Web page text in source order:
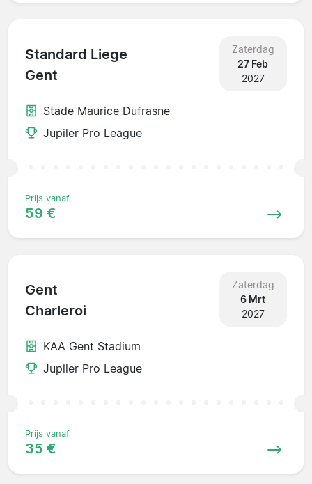
Standard Liege
Gent
Zaterdag
27 Feb
2027
Stade Maurice Dufrasne
Jupiler Pro League
Prijs vanaf
59 €
Gent
Charleroi
Zaterdag
6 Mrt
2027
KAA Gent Stadium
Jupiler Pro League
Prijs vanaf
35 €